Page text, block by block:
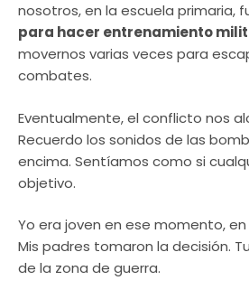
nosotros, en la escuela primaria,
para hacer entrenamiento
movernos varias veces para
combates.
Eventualmente, el conflicto nos
Recuerdo los sonidos de las
encima. Sentíamos como si
objetivo.
Yo era joven en ese momento,
Mis padres tomaron la decisión.
de la zona de guerra.